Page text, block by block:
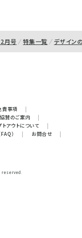
月号 特集一覧 デザイン
責事項
|
賛のご案内
|
トアウトについて
|
） | お問合せ
|
reserved.